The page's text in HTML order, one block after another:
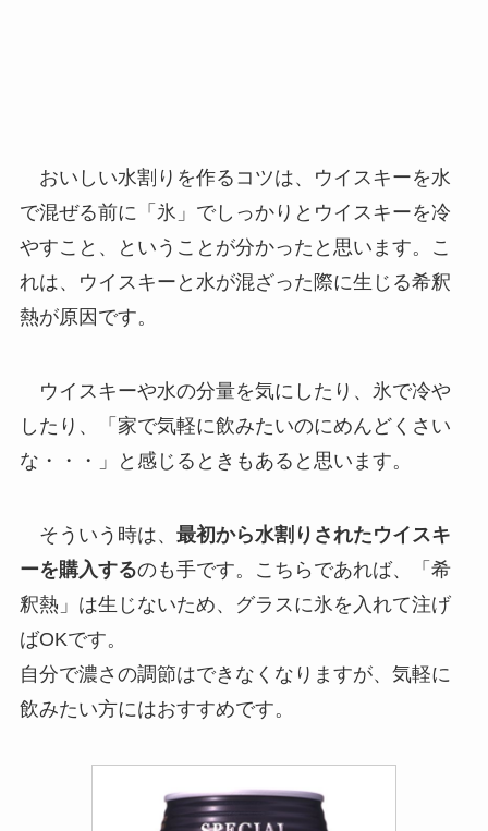
おいしい水割りを作るコツは、ウイスキーを水
で混ぜる前に「氷」でしっかりとウイスキーを冷
やすこと、ということが分かったと思います。こ
れは、ウイスキーと水が混ざった際に生じる希釈
熱が原因です。
ウイスキーや水の分量を気にしたり、氷で冷や
したり、「家で気軽に飲みたいのにめんどくさい
な・・・」と感じるときもあると思います。
そういう時は、 最初から水割りされたウイスキ
ーを購入するのも手です。こちらであれば、「希
釈熱」は生じないため、グラスに氷を入れて注げ
ばOKです。
自分で濃さの調節はできなくなりますが、気軽に
飲みたい方にはおすすめです。